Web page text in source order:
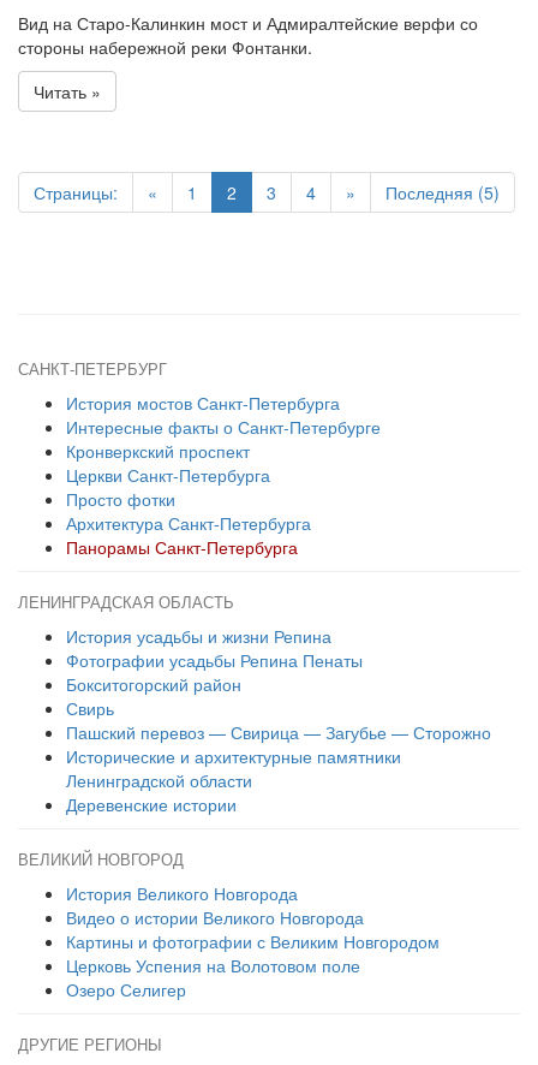
Вид на Старо-Калинкин мост и Адмиралтейские верфи со
стороны набережной реки Фонтанки.
Читать »
Страницы: « 1 2 3 4 » Последняя (5)
САНКТ-ПЕТЕРБУРГ
История мостов Санкт-Петербурга
Интересные факты о Санкт-Петербурге
Кронверкский проспект
Церкви Санкт-Петербурга
Просто фотки
Архитектура Санкт-Петербурга
Панорамы Санкт-Петербурга
ЛЕНИНГРАДСКАЯ ОБЛАСТЬ
История усадьбы и жизни Репина
Фотографии усадьбы Репина Пенаты
Бокситогорский район
Свирь
Пашский перевоз — Свирица — Загубье — Сторожно
Исторические и архитектурные памятники
Ленинградской области
Деревенские истории
ВЕЛИКИЙ НОВГОРОД
История Великого Новгорода
Видео о истории Великого Новгорода
Картины и фотографии с Великим Новгородом
Церковь Успения на Волотовом поле
Озеро Селигер
ДРУГИЕ РЕГИОНЫ